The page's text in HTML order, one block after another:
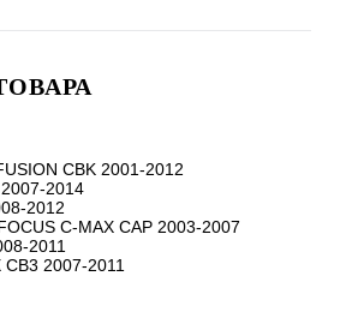
CBK 2001-2012
2014
2012
C-MAX CAP 2003-2007
2011
2007-2011